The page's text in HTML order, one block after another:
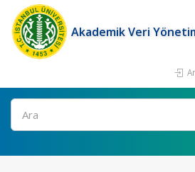
Akademik Veri
Ara